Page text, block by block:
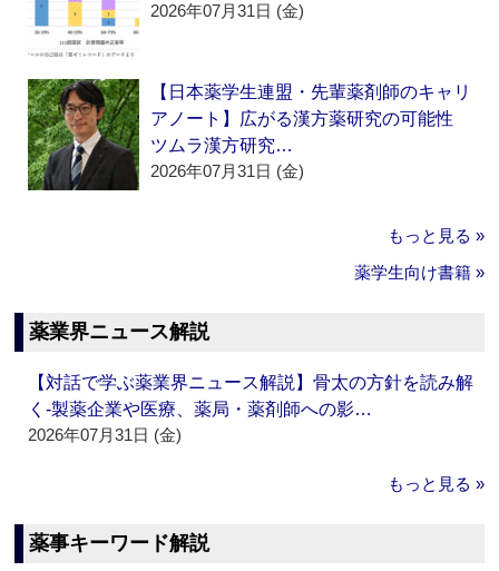
2026年07月31日 (金)
【日本薬学生連盟・先輩薬剤師のキャリ
アノート】広がる漢方薬研究の可能性
ツムラ漢方研究…
2026年07月31日 (金)
もっと見る »
薬学生向け書籍 »
薬業界ニュース解説
【対話で学ぶ薬業界ニュース解説】骨太の方針を読み解
く‐製薬企業や医療、薬局・薬剤師への影…
2026年07月31日 (金)
もっと見る »
薬事キーワード解説